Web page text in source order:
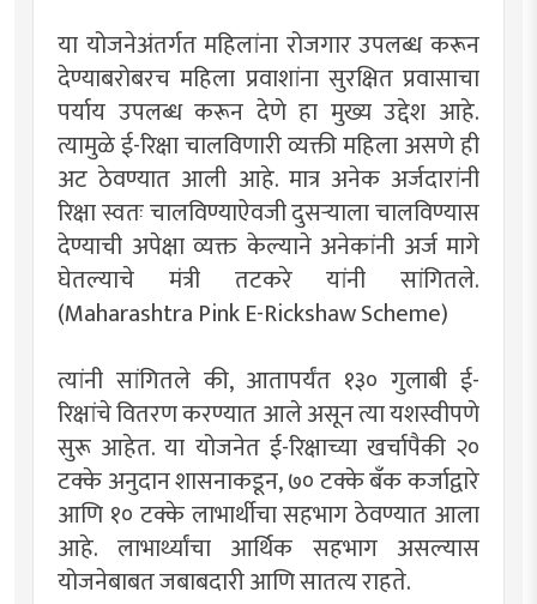
या योजनेअंतर्गत महिलांना रोजगार उपलब्ध करून
देण्याबरोबरच महिला प्रवाशांना सुरक्षित प्रवासाचा
पर्याय उपलब्ध करून देणे हा मुख्य उद्देश आहे.
त्यामुळे ई-रिक्षा चालविणारी व्यक्ती महिला असणे ही
अट ठेवण्यात आली आहे. मात्र अनेक अर्जदारांनी
रिक्षा स्वतः चालविण्याऐवजी दुसऱ्याला चालविण्यास
देण्याची अपेक्षा व्यक्त केल्याने अनेकांनी अर्ज मागे
घेतल्याचे मंत्री तटकरे यांनी सांगितले.
(Maharashtra Pink E-Rickshaw Scheme)
त्यांनी सांगितले की, आतापर्यंत १३० गुलाबी ई-
रिक्षांचे वितरण करण्यात आले असून त्या यशस्वीपणे
सुरू आहेत. या योजनेत ई-रिक्षाच्या खर्चापैकी २०
टक्के अनुदान शासनाकडून, ७० टक्के बँक कर्जाद्वारे
आणि १० टक्के लाभार्थीचा सहभाग ठेवण्यात आला
आहे. लाभार्थ्यांचा आर्थिक सहभाग असल्यास
योजनेबाबत जबाबदारी आणि सातत्य राहते.